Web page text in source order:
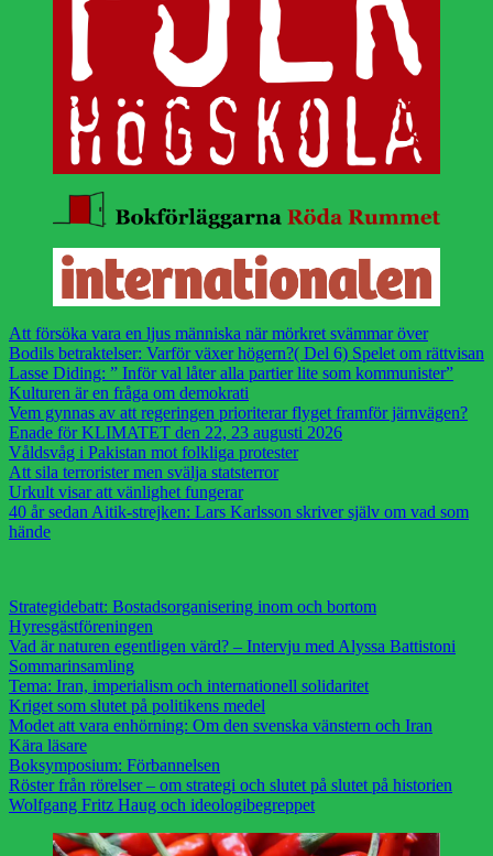
Att försöka vara en ljus människa när mörkret svämmar över
Bodils betraktelser: Varför växer högern?( Del 6) Spelet om rättvisan
Lasse Diding: ” Inför val låter alla partier lite som kommunister”
Kulturen är en fråga om demokrati
Vem gynnas av att regeringen prioriterar flyget framför järnvägen?
Enade för KLIMATET den 22, 23 augusti 2026
Våldsvåg i Pakistan mot folkliga protester
Att sila terrorister men svälja statsterror
Urkult visar att vänlighet fungerar
40 år sedan Aitik-strejken: Lars Karlsson skriver själv om vad som
hände
Strategidebatt: Bostadsorganisering inom och bortom
Hyresgästföreningen
Vad är naturen egentligen värd? – Intervju med Alyssa Battistoni
Sommarinsamling
Tema: Iran, imperialism och internationell solidaritet
Kriget som slutet på politikens medel
Modet att vara enhörning: Om den svenska vänstern och Iran
Kära läsare
Boksymposium: Förbannelsen
Röster från rörelser – om strategi och slutet på slutet på historien
Wolfgang Fritz Haug och ideologibegreppet